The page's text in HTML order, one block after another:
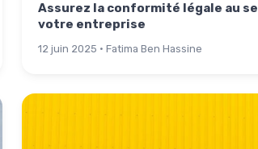
Assurez la conformité légale au
votre entreprise
12 juin 2025 · Fatima Ben Hassine